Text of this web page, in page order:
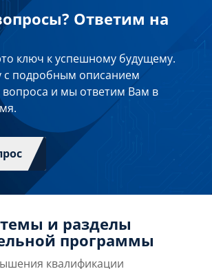
Ответим на
ключ к успешному будущему.
с подробным описанием
и мы ответим Вам в
и разделы
программы
квалификации